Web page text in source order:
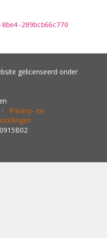
289bcb66c770
gelicenseerd onder
· Privacy- en